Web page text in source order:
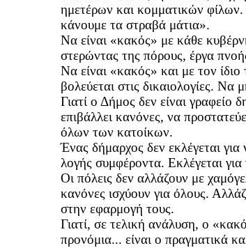
ημετέρων και κομματικών
κάνουμε τα στραβά μάτια».
Να είναι «κακός» με κάθε
στερώντας της πόρους, έργα
Να είναι «κακός» και με τον
βολεύεται στις δικαιολογίες.
Γιατί ο Δήμος δεν είναι
επιβάλλει κανόνες, να
όλων των κατοίκων.
Ένας δήμαρχος δεν εκλέγεται
λογής συμφέροντα. Εκλέγεται
Οι πόλεις δεν αλλάζουν με
κανόνες ισχύουν για όλους.
στην εφαρμογή τους.
Γιατί, σε τελική ανάλυση, ο
προνόμια... είναι ο πραγματικά